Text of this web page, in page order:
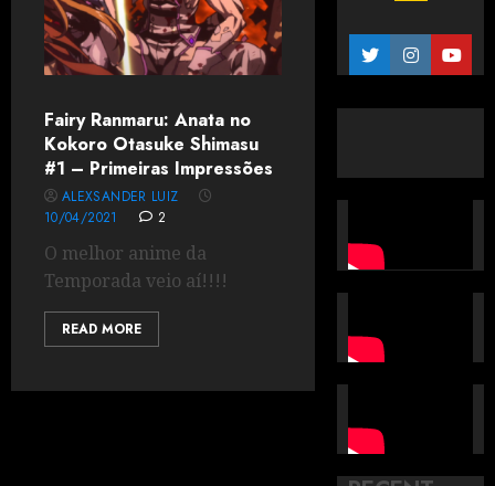
Fairy Ranmaru: Anata no
Kokoro Otasuke Shimasu
#1 – Primeiras Impressões
ALEXSANDER LUIZ
10/04/2021
2
O melhor anime da
Temporada veio aí!!!!
READ MORE